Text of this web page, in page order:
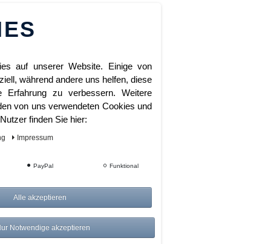
815 5016 87
consumers/odr
auf unserer Website. Einige von
während andere uns helfen, diese
Erfahrung zu verbessern. Weitere
von uns verwendeten Cookies und
finden Sie hier:
Impressum
PayPal Funktional
Alle akzeptieren
Notwendige akzeptieren